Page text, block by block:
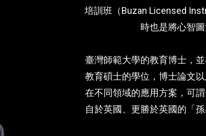
培訓班（Buzan Licensed
時也是將心智
臺灣師範大學的教育博士，
教育碩士的學位，博士論文
在不同領域的應用方案，可
自於英國、更勝於英國的「